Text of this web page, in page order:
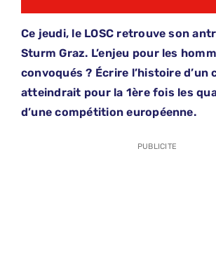
Ce jeudi, le LOSC retrouve son
Sturm Graz. L’enjeu pour les
convoqués ? Écrire l’histoire d’un
atteindrait pour la 1ère fois les
d’une compétition européenne.
PUBLICITE